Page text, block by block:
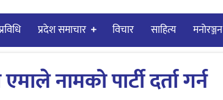
प्रदेश समाचार विचार साहित्य मनाेरञ्जन
नामको पार्टी दर्ता गर्न